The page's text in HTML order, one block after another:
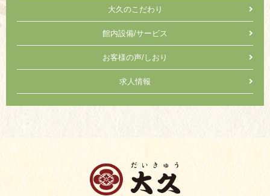
大久のこだわり
館内設備/サービス
お客様の声/しおり
求人情報